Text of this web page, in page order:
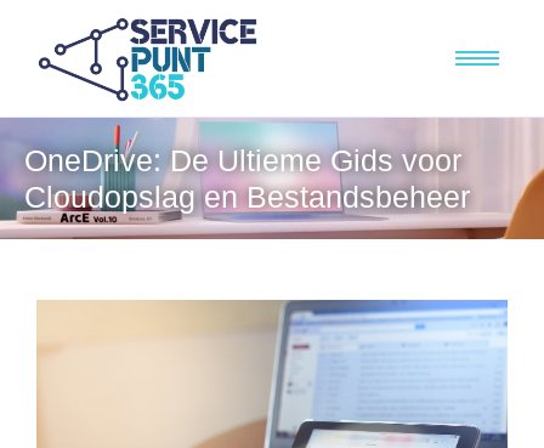
OneDrive: De Ultieme Gids voor
Cloudopslag en Bestandsbeheer